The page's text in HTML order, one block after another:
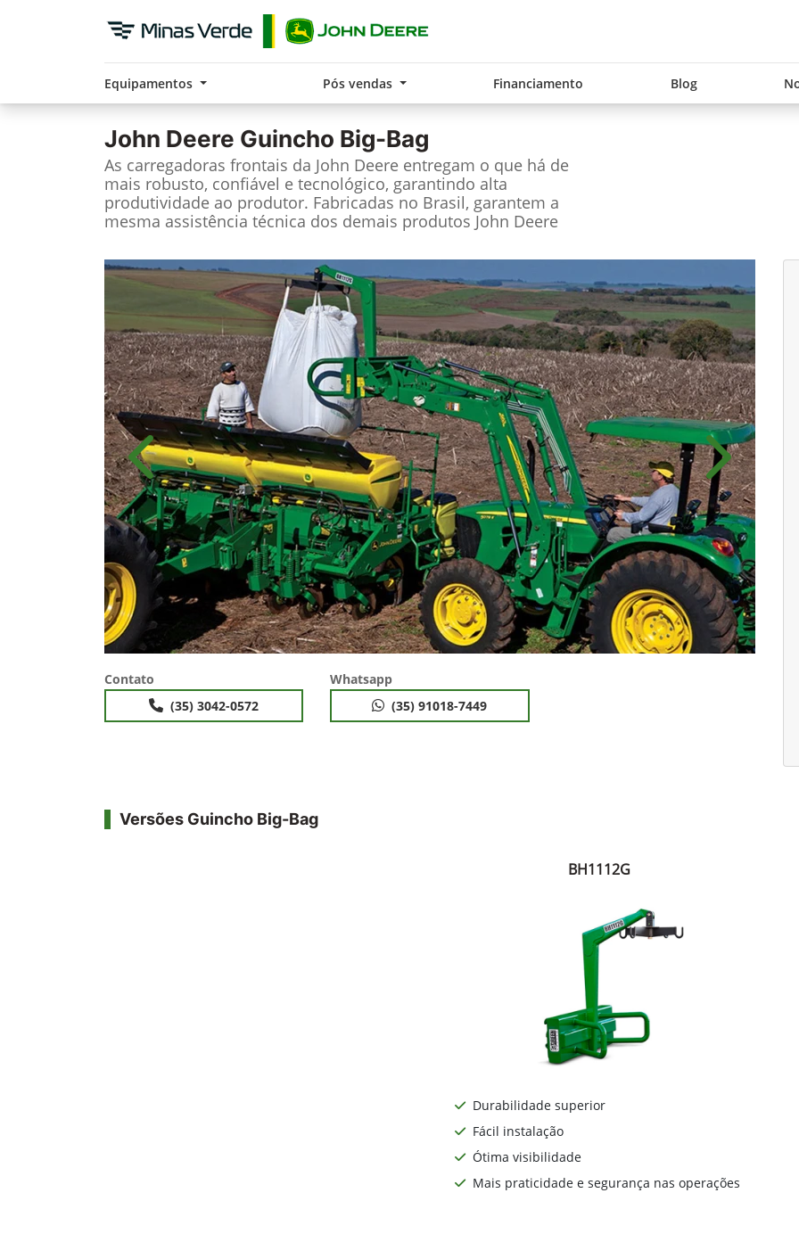
Equipamentos Pós vendas Financiamento Blog
John Deere Guincho Big-Bag
As carregadoras frontais da John Deere entregam o que há de
mais robusto, confiável e tecnológico, garantindo alta
produtividade ao produtor. Fabricadas no Brasil, garantem a
mesma assistência técnica dos demais produtos John Deere
Anterior Próximo
Contato
(35) 3042-0572
Whatsapp
(35) 91018-7449
Versões Guincho Big-Bag
BH1112G
Durabilidade superior
Fácil instalação
Ótima visibilidade
Mais praticidade e segurança nas operações